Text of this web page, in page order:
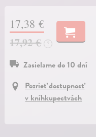
17,38 €
17,92 €
?
Zasielame do 10 dní
Pozrieť dostupnosť
v kníhkupectvách